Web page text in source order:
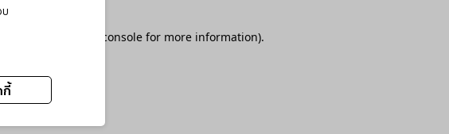
บ
กี้
browser console for more information).